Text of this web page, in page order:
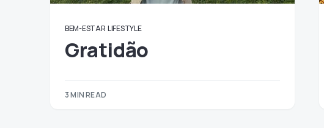
BEM-ESTAR LIFESTYLE
Gratidão
3 MIN READ